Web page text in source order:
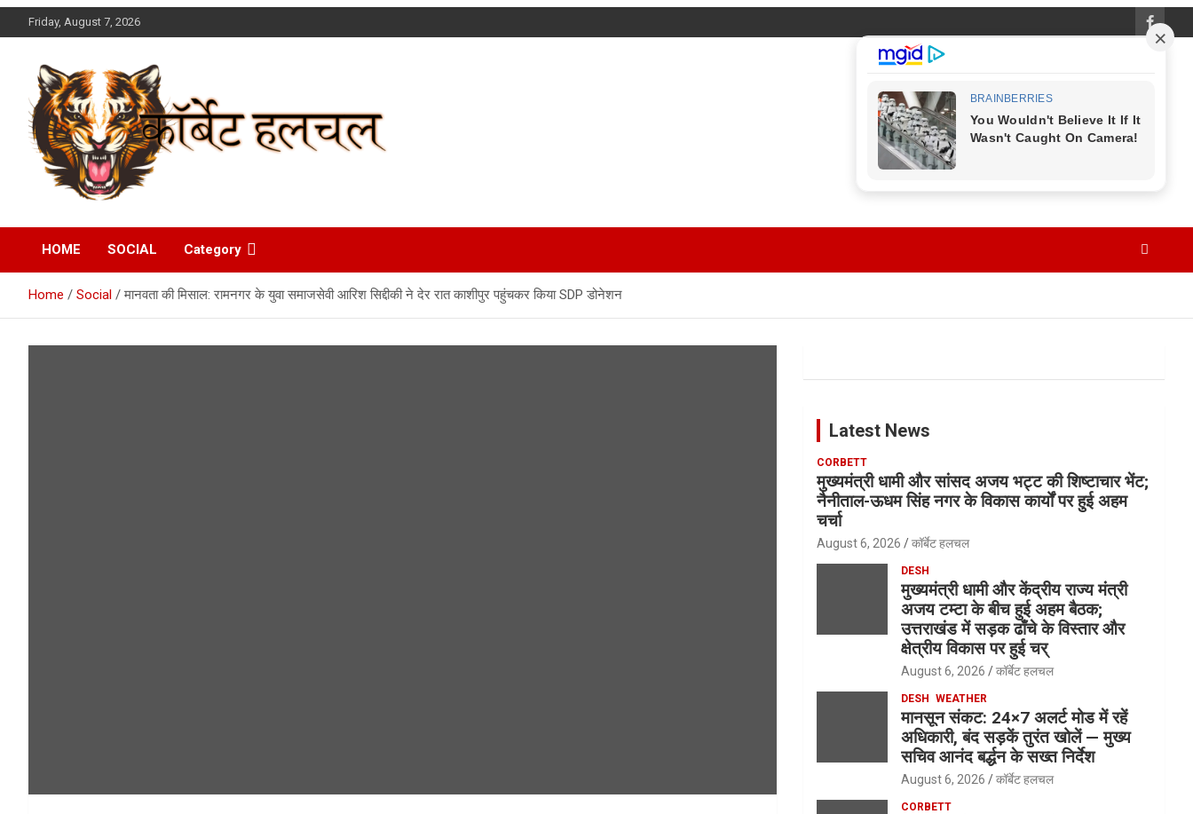
to
Friday, August 7, 2026
Corbett Halchal (कॉर्बेट
हलचल)
HOME SOCIAL Category
Home Social मानवता की मिसाल: रामनगर के युवा समाजसेवी आरिश सिद्दीकी ने देर रात काशीपुर पहुंचकर किया SDP डोनेशन
Latest News
CORBETT
मुख्यमंत्री धामी और सांसद अजय भट्ट की शिष्टाचार भेंट;
नैनीताल-ऊधम सिंह नगर के विकास कार्यों पर हुई अहम
चर्चा
August 6, 2026 कॉर्बेट हलचल
DESH
मुख्यमंत्री धामी और केंद्रीय राज्य मंत्री
अजय टम्टा के बीच हुई अहम बैठक;
उत्तराखंड में सड़क ढाँचे के विस्तार और
क्षेत्रीय विकास पर हुई चर्
August 6, 2026 कॉर्बेट हलचल
DESH WEATHER
मानसून संकट: 24×7 अलर्ट मोड में रहें
अधिकारी, बंद सड़कें तुरंत खोलें — मुख्य
सचिव आनंद बर्द्धन के सख्त निर्देश
August 6, 2026 कॉर्बेट हलचल
CORBETT